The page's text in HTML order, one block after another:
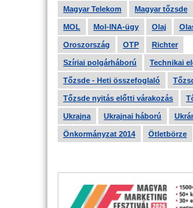
Magyar Telekom Magyar tőzsde
MOL Mol-INA-ügy Olaj
Oroszország OTP Richter
Szíriai polgárháború Technikai
Tőzsde - Heti összefoglaló
Tőzsde nyitás előtti várakozás
Ukrajna Ukrajnai háború
Önkormányzat 2014 Ötletbörze